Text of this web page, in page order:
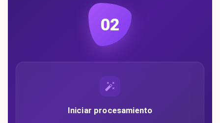
02
Iniciar procesamiento